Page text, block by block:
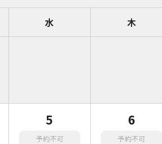
水 木
5
予約不可
6
予約不可